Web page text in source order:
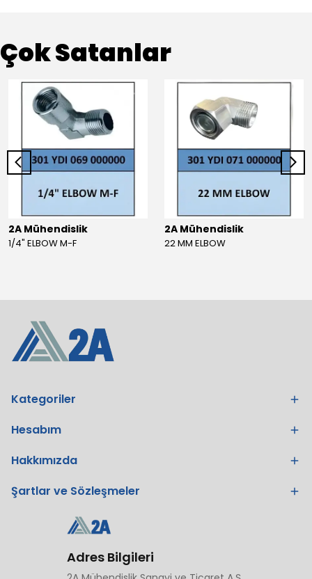
Çok Satanlar
2A Mühendislik
1/4" ELBOW M-F
2A Mühendislik
22 MM ELBOW
Kategoriler
Hesabım
Hakkımızda
Şartlar ve Sözleşmeler
Adres Bilgileri